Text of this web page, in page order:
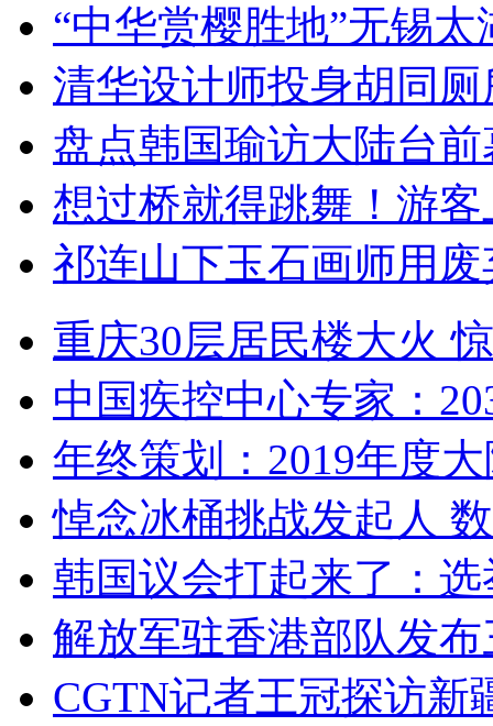
“中华赏樱胜地”无锡
清华设计师投身胡同
盘点韩国瑜访大陆台
想过桥就得跳舞！游客
祁连山下玉石画师用
重庆30层居民楼大火
中国疾控中心专家：
年终策划：2019年度
悼念冰桶挑战发起人
韩国议会打起来了：
解放军驻香港部队发
CGTN记者王冠探访新